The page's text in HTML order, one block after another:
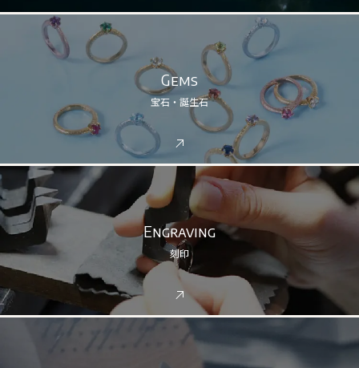
Gems
宝石・誕生石
Engraving
刻印